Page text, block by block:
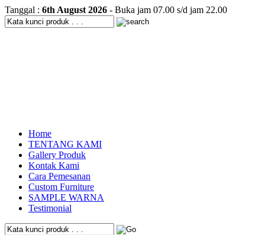
Tanggal : 6th August 2026 - Buka jam 07.00 s/d jam 22.00
Home
TENTANG KAMI
Gallery Produk
Kontak Kami
Cara Pemesanan
Custom Furniture
SAMPLE WARNA
Testimonial